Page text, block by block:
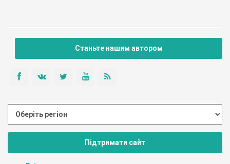
Станьте нашим автором
Підтримати сайт